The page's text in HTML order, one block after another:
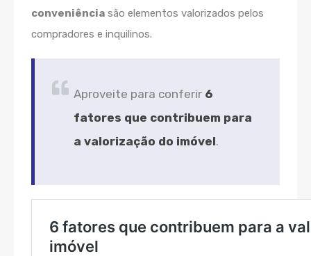
conveniência são elementos valorizados pelos
compradores e inquilinos.
Aproveite para conferir 6
fatores que contribuem para
a valorização do imóvel.